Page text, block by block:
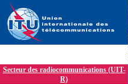
Secteur des radiocommunications (UIT-
R)